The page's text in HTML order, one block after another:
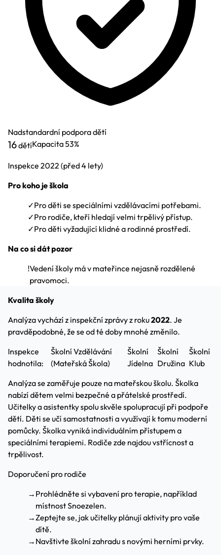
Nadstandardní podpora dětí
16dětíKapacita53%
Inspekce 2022 (před 4 lety)
Pro koho je škola
✓Pro děti se speciálními vzdělávacími potřebami.
✓Pro rodiče, kteří hledají velmi trpělivý přístup.
✓Pro děti vyžadující klidné a rodinné prostředí.
Na co si dát pozor
!Vedení školy má v mateřince nejasně rozdělené
pravomoci.
Kvalita školy
Analýza vychází z inspekční zprávy z roku2022. Je
pravděpodobné, že se od té doby mnohé změnilo.
Inspekce
hodnotila:
Školní Vzdělávání
(Mateřská Škola)
Školní
Jídelna
Školní
Družina
Školní
Klub
Analýza se zaměřuje pouze na mateřskou školu. Školka
nabízí dětem velmi bezpečné a přátelské prostředí.
Učitelky a asistentky spolu skvěle spolupracují při podpoře
dětí. Děti se učí samostatnosti a využívají k tomu moderní
pomůcky. Školka vyniká individuálním přístupem a
speciálními terapiemi. Rodiče zde najdou vstřícnost a
trpělivost.
Doporučení pro rodiče
→ Prohlédněte si vybavení pro terapie, například
místnost Snoezelen.
→Zeptejte se, jak učitelky plánují aktivity pro vaše
dítě.
→ Navštivte školní zahradu s novými herními prvky.